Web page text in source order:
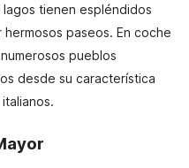
tienen espléndidos
paseos. En coche
pueblos
desde su característica